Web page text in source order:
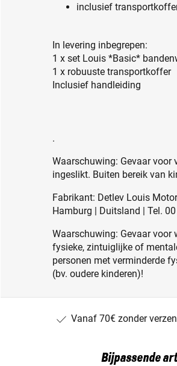
inclusief
In levering inbegrepen:
1 x set Louis *Basic*
1 x robuuste transportkoffer
Inclusief handleiding
.
Waarschuwing: Gevaar voor
ingeslikt. Buiten bereik van
Fabrikant: Detlev Louis
Hamburg | Duitsland | Tel.
Waarschuwing: Gevaar voor
fysieke, zintuiglijke of
personen met verminderde
(bv. oudere kinderen)!
Vanaf 70€ zonder
Bijpassende